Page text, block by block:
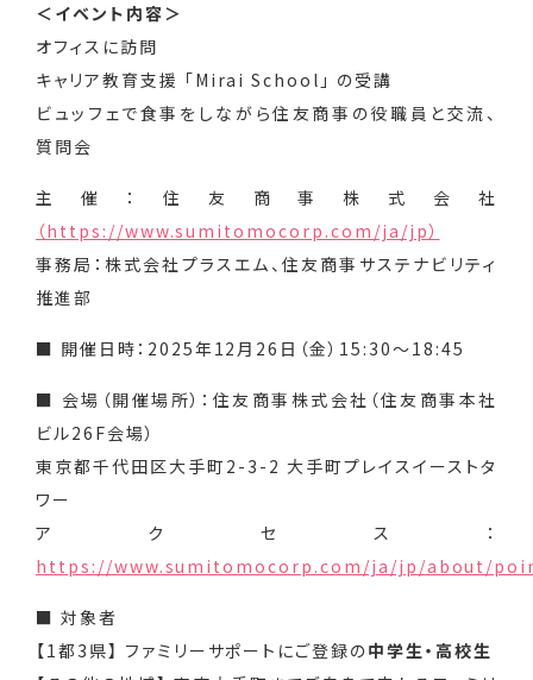
＜イベント内容＞
オフィスに訪問
キャリア教育支援 「Mirai School」 の受講
ビュッフェで食事をしながら住友商事の役職員と交流、
質問会
主催：住友商事株式会社
（https://www.sumitomocorp.com/ja/jp）
事務局：株式会社プラスエム、住友商事サステナビリティ
推進部
■ 開催日時：2025年12月26日（金）15:30〜18:45
■ 会場（開催場所）：住友商事株式会社（住友商事本社
ビル26F会場）
東京都千代田区大手町2-3-2 大手町プレイスイーストタ
ワー
アクセス：
https://www.sumitomocorp.com/ja/jp/about/
■ 対象者
【1都3県】 ファミリーサポートにご登録の中学生・高校生